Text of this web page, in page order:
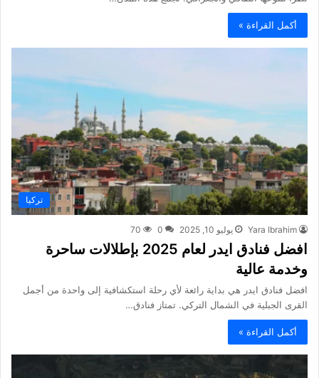
أكمل القراءة »
تركيا
Yara Ibrahim يوليو 10, 2025 0
70
افضل فنادق ايدر لعام 2025 بإطلالات ساحرة
وخدمة عالية
افضل فنادق ايدر هي بداية رائعة لأي رحلة استكشافية إلى واحدة من أجمل
القرى الجبلية في الشمال التركي. تمتاز فنادق…
أكمل القراءة »